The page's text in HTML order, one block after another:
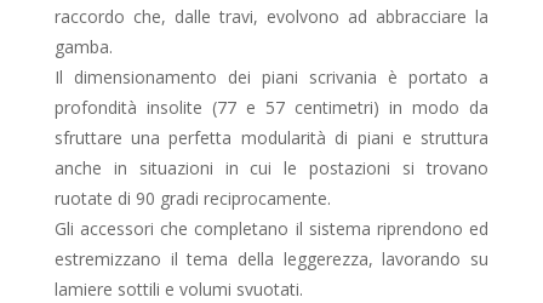
raccordo che, dalle travi, evolvono ad abbracciare la
gamba.
Il dimensionamento dei piani scrivania è portato a
profondità insolite (77 e 57 centimetri) in modo da
sfruttare una perfetta modularità di piani e struttura
anche in situazioni in cui le postazioni si trovano
ruotate di 90 gradi reciprocamente.
Gli accessori che completano il sistema riprendono ed
estremizzano il tema della leggerezza, lavorando su
lamiere sottili e volumi svuotati.